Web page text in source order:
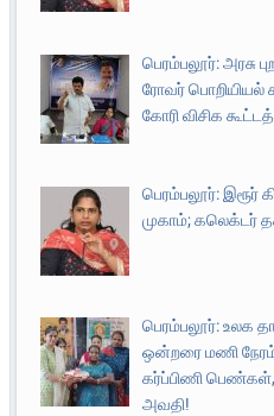
பெரம்பலூர்: அரசு
ரோவர் பொறியியல்
கோரி விசிக
பெரம்பலூர்: இரூர்
முகாம்; கலெக்டர்
பெரம்பலூர்: உலக
ஒன்றரை மணி
கர்ப்பிணி
அவதி!